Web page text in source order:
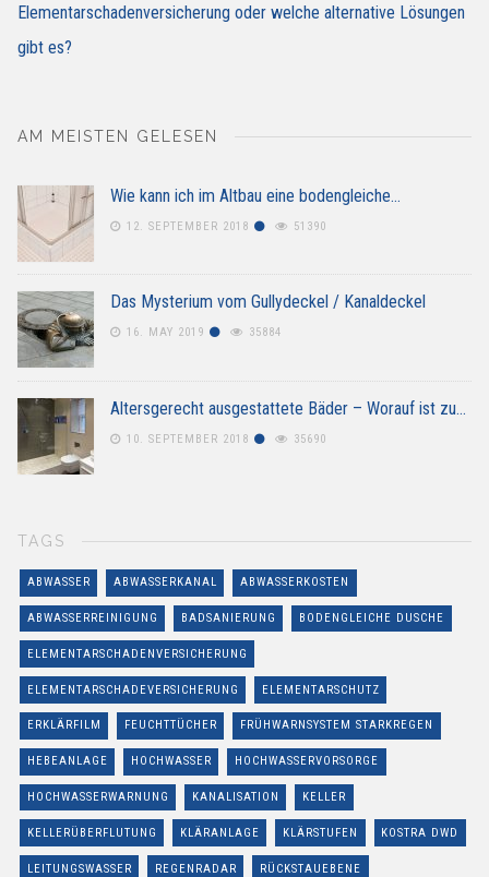
Elementarschadenversicherung oder welche alternative Lösungen
gibt es?
AM MEISTEN GELESEN
Wie kann ich im Altbau eine bodengleiche…
12. SEPTEMBER 2018 51390
Das Mysterium vom Gullydeckel / Kanaldeckel
16. MAY 2019 35884
Altersgerecht ausgestattete Bäder – Worauf ist zu…
10. SEPTEMBER 2018 35690
TAGS
ABWASSER ABWASSERKANAL ABWASSERKOSTEN
ABWASSERREINIGUNG BADSANIERUNG BODENGLEICHE DUSCHE
ELEMENTARSCHADENVERSICHERUNG
ELEMENTARSCHADEVERSICHERUNG ELEMENTARSCHUTZ
ERKLÄRFILM FEUCHTTÜCHER FRÜHWARNSYSTEM STARKREGEN
HEBEANLAGE HOCHWASSER HOCHWASSERVORSORGE
HOCHWASSERWARNUNG KANALISATION KELLER
KELLERÜBERFLUTUNG KLÄRANLAGE KLÄRSTUFEN KOSTRA DWD
LEITUNGSWASSER REGENRADAR RÜCKSTAUEBENE